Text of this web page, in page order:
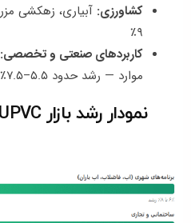
کشاورزی:
۹٪
کاربردهای صنعتی و تخصصی:
موارد — رشد حدود ۵.۵–۷.۵٪
نمودار رشد بازار UPVC بر اساس کاربردها